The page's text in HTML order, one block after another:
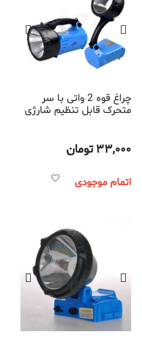
چراغ قوه 2 واتی با سر
متحرک قابل تنظیم شارژی
33,000تومان
اتمام موجودی